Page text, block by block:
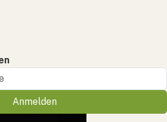
Anmelden